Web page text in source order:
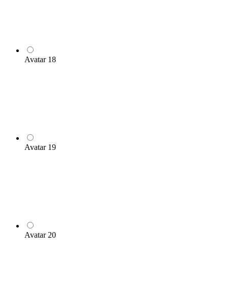
Avatar 18
Avatar 19
Avatar 20